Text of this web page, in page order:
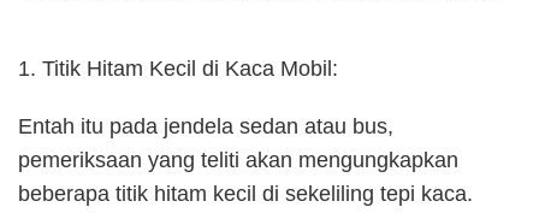
1. Titik Hitam Kecil di Kaca Mobil:
Entah itu pada jendela sedan atau bus,
pemeriksaan yang teliti akan mengungkapkan
beberapa titik hitam kecil di sekeliling tepi kaca.